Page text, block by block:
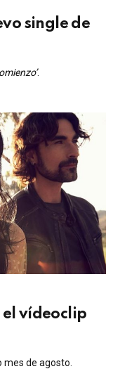
single de
.
el vídeoclip
mes de agosto.